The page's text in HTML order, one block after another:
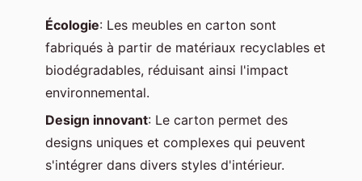
Écologie: Les meubles en carton sont
fabriqués à partir de matériaux recyclables et
biodégradables, réduisant ainsi l'impact
environnemental.
Design innovant: Le carton permet des
designs uniques et complexes qui peuvent
s'intégrer dans divers styles d'intérieur.